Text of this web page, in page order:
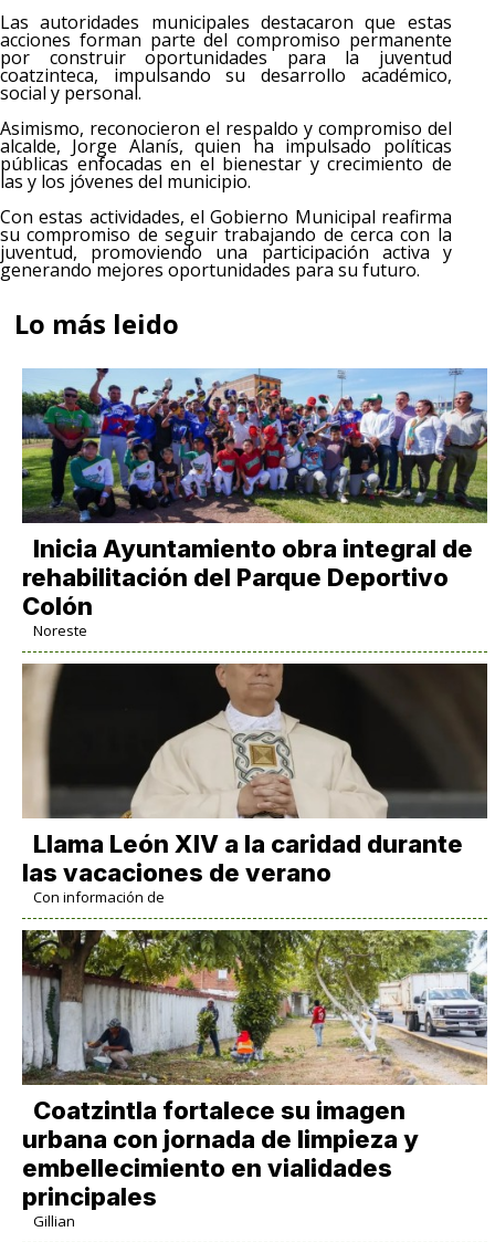
Las autoridades municipales destacaron que estas
acciones forman parte del compromiso permanente
por construir oportunidades para la juventud
coatzinteca, impulsando su desarrollo académico,
social y personal.
Asimismo, reconocieron el respaldo y compromiso del
alcalde, Jorge Alanís, quien ha impulsado políticas
públicas enfocadas en el bienestar y crecimiento de
las y los jóvenes del municipio.
Con estas actividades, el Gobierno Municipal reafirma
su compromiso de seguir trabajando de cerca con la
juventud, promoviendo una participación activa y
generando mejores oportunidades para su futuro.
Lo más leido
Inicia Ayuntamiento obra integral de
rehabilitación del Parque Deportivo
Colón
Noreste
Llama León XIV a la caridad durante
las vacaciones de verano
Con información de
Coatzintla fortalece su imagen
urbana con jornada de limpieza y
embellecimiento en vialidades
principales
Gillian